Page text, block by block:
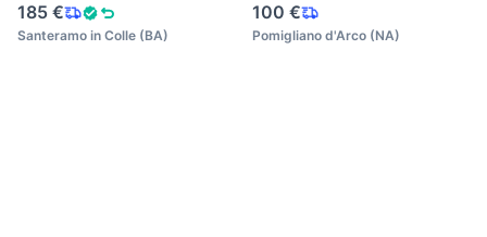
185 €
Santeramo in Colle (BA)
100 €
Pomigliano d'Arco (NA)